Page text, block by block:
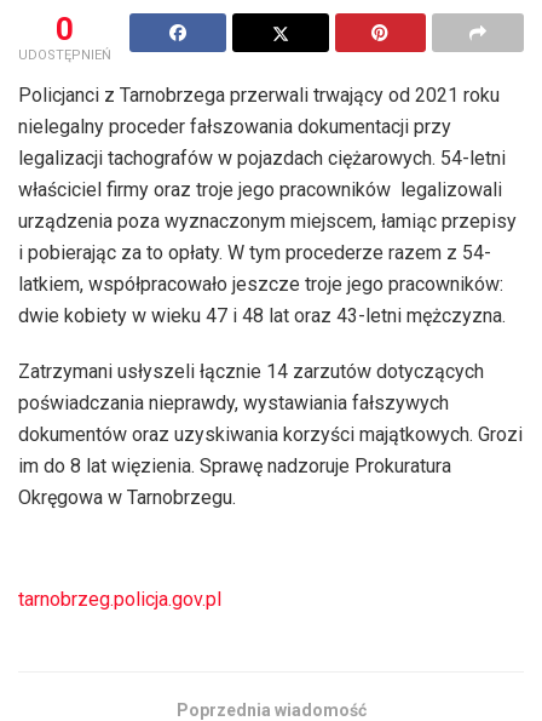
0
UDOSTĘPNIEŃ
Policjanci z Tarnobrzega przerwali trwający od 2021 roku
nielegalny proceder fałszowania dokumentacji przy
legalizacji tachografów w pojazdach ciężarowych. 54-letni
właściciel firmy oraz troje jego pracowników legalizowali
urządzenia poza wyznaczonym miejscem, łamiąc przepisy
i pobierając za to opłaty. W tym procederze razem z 54-
latkiem, współpracowało jeszcze troje jego pracowników:
dwie kobiety w wieku 47 i 48 lat oraz 43-letni mężczyzna.
Zatrzymani usłyszeli łącznie 14 zarzutów dotyczących
poświadczania nieprawdy, wystawiania fałszywych
dokumentów oraz uzyskiwania korzyści majątkowych. Grozi
im do 8 lat więzienia. Sprawę nadzoruje Prokuratura
Okręgowa w Tarnobrzegu.
tarnobrzeg.policja.gov.pl
Poprzednia wiadomość